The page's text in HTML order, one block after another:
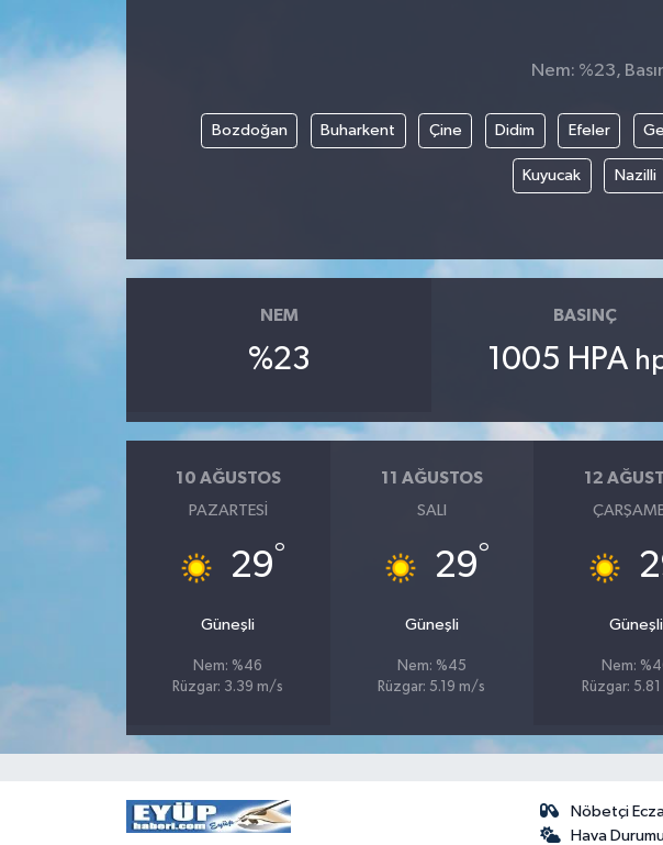
Nem: %23,
Bozdoğan Buharkent Çine Didim Efeler
Kuyucak Nazilli
NEM
%23
BASINÇ
1005 HPA
10 AĞUSTOS
PAZARTESI
29°
Güneşli
Nem: %46
Rüzgar: 3.39 m/s
11 AĞUSTOS
SALI
29°
Güneşli
Nem: %45
Rüzgar: 5.19 m/s
12
Güneşli
Nem:
Rüzgar:
Nöbetçi
Hava